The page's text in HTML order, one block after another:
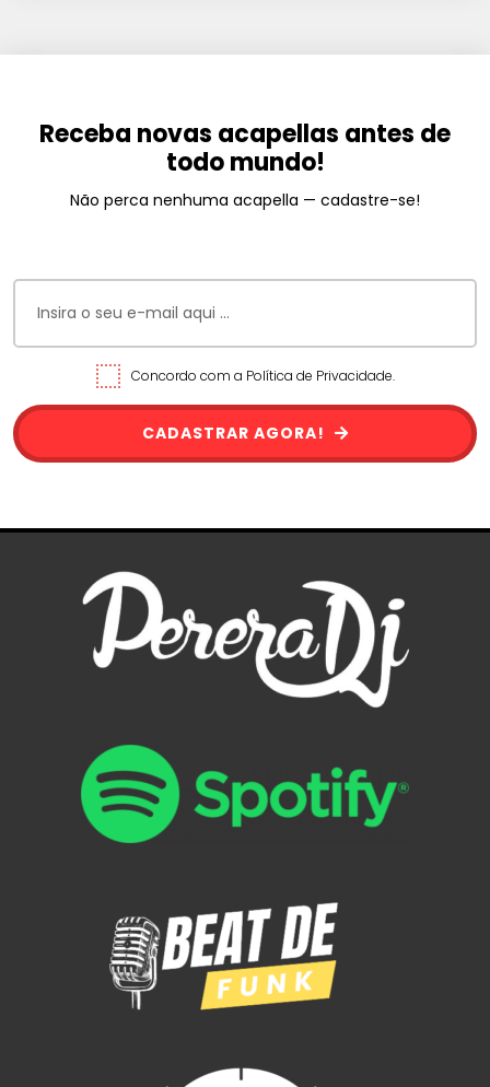
Receba novas acapellas antes de
todo mundo!
Não perca nenhuma acapella — cadastre-se!
Concordo com a Política de Privacidade.
CADASTRAR AGORA!